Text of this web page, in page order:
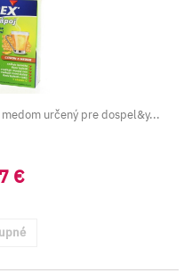
určený pre dospel&y...
€